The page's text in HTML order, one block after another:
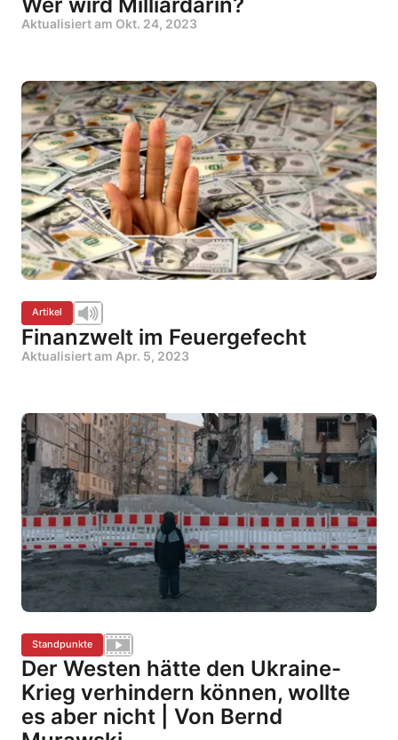
Aktualisiert am Okt. 24, 2023
Artikel
Finanzwelt im Feuergefecht
Aktualisiert am Apr. 5, 2023
Standpunkte
Der Westen hätte den Ukraine-
Krieg verhindern können, wollte
es aber nicht | Von Bernd